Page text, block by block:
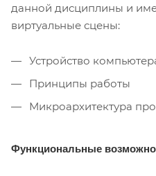
данной дисциплины и
виртуальные сцены:
Устройство
Принципы работы
Микроархитектура
Функциональные